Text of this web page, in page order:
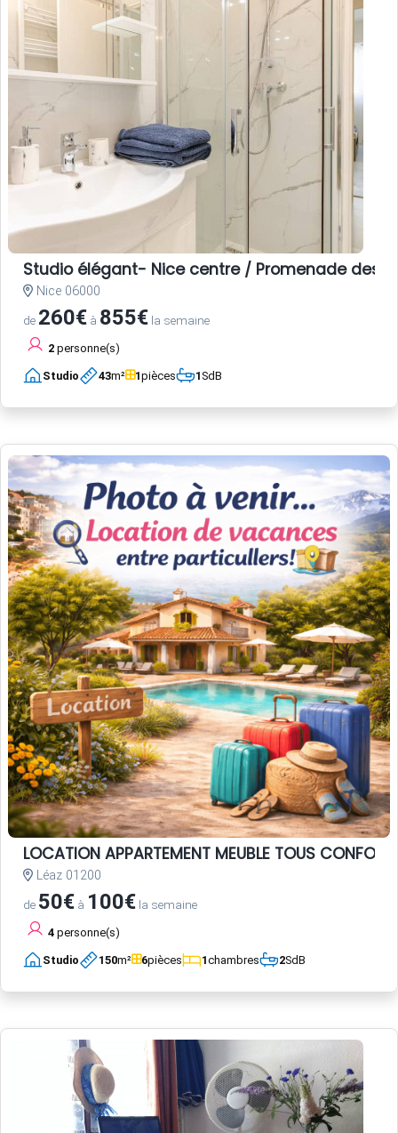
Studio élégant- Nice centre / Promenade des
Nice 06000
de 260€ à 855€ la semaine
2 personne(s)
Studio 43m² 1pièces 1SdB
LOCATION APPARTEMENT MEUBLE TOUS CONFORT
Léaz 01200
de 50€ à 100€ la semaine
4 personne(s)
Studio 150m² 6pièces 1chambres 2SdB